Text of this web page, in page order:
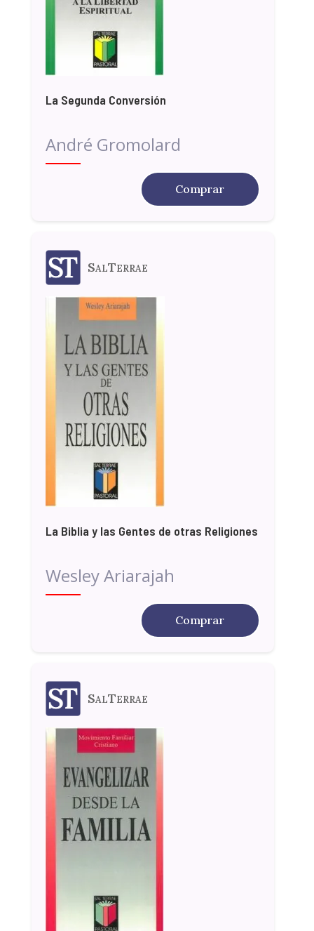
La Segunda Conversión
André Gromolard
Comprar
SalTerrae
La Biblia y las Gentes de otras Religiones
Wesley Ariarajah
Comprar
SalTerrae